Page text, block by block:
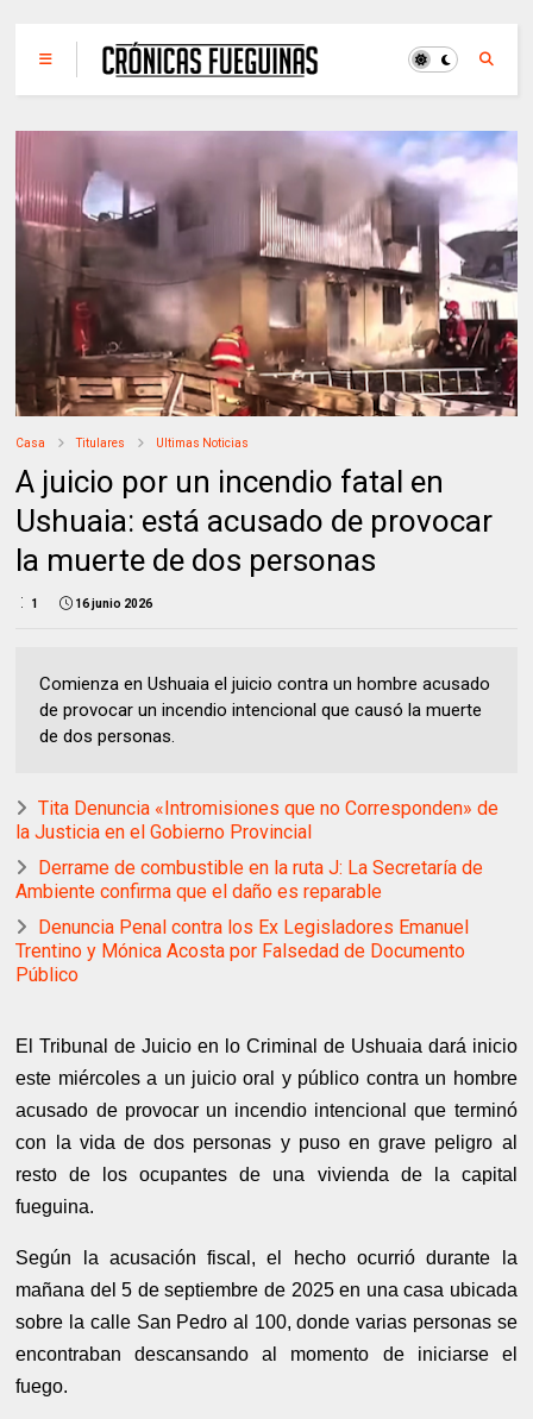
Casa Titulares Ultimas Noticias
A juicio por un incendio fatal en
Ushuaia: está acusado de provocar
la muerte de dos personas
1 16 junio 2026
Comienza en Ushuaia el juicio contra un hombre acusado
de provocar un incendio intencional que causó la muerte
de dos personas.
Tita Denuncia «Intromisiones que no Corresponden» de
la Justicia en el Gobierno Provincial
Derrame de combustible en la ruta J: La Secretaría de
Ambiente confirma que el daño es reparable
Denuncia Penal contra los Ex Legisladores Emanuel
Trentino y Mónica Acosta por Falsedad de Documento
Público
El Tribunal de Juicio en lo Criminal de Ushuaia dará inicio
este miércoles a un juicio oral y público contra un hombre
acusado de provocar un incendio intencional que terminó
con la vida de dos personas y puso en grave peligro al
resto de los ocupantes de una vivienda de la capital
fueguina.
Según la acusación fiscal, el hecho ocurrió durante la
mañana del 5 de septiembre de 2025 en una casa ubicada
sobre la calle San Pedro al 100, donde varias personas se
encontraban descansando al momento de iniciarse el
fuego.